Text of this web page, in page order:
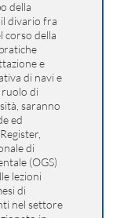
della
divario fra
corso della
e
di navi e
ruolo di
saranno
ed
di
(OGS)
lezioni
di
nel settore